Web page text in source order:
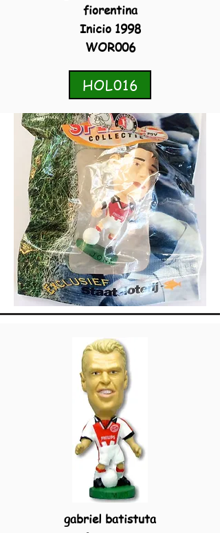
fiorentina
Inicio 1998
WOR006
HOL016
gabriel batistuta